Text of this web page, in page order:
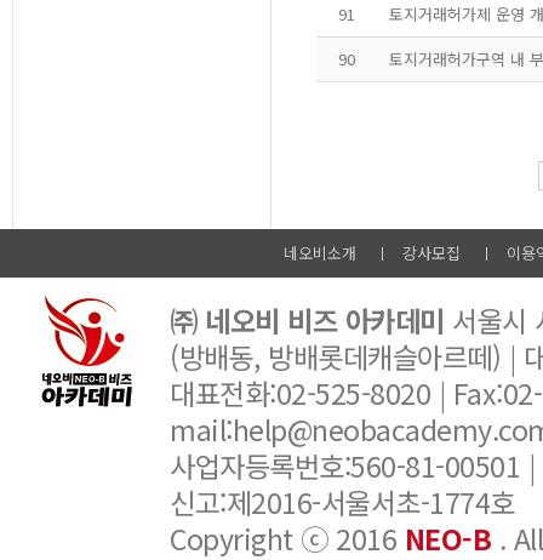
91
토지거래허가제 운영
90
토지거래허가구역 내
네오비소개 강사모집 이용
㈜ 네오비 비즈 아카데미 서울시
(방배동, 방배롯데캐슬아르떼) |
대표전화:02-525-8020 |
사업자등록번호:560-81-00501
신고:제2016-서울서초-1774호
Copyright ⓒ 2016 NEO-B .